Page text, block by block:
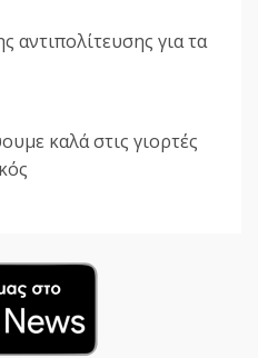
αντιπολίτευσης για τα
καλά στις γιορτές